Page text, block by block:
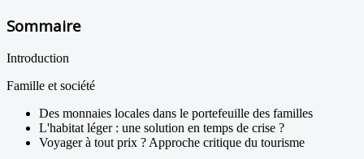
Sommaire
Introduction
Famille et société
Des monnaies locales dans le portefeuille des familles
L'habitat léger : une solution en temps de crise ?
Voyager à tout prix ? Approche critique du tourisme